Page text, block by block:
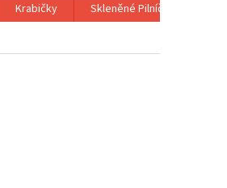
Krabičky Skleněné Pilníčky